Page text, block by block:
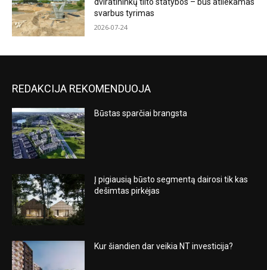
svarbus tyrimas
2026-07-24
REDAKCIJA REKOMENDUOJA
Būstas sparčiai brangsta
Į pigiausią būsto segmentą dairosi tik kas
dešimtas pirkėjas
Kur šiandien dar veikia NT investicija?